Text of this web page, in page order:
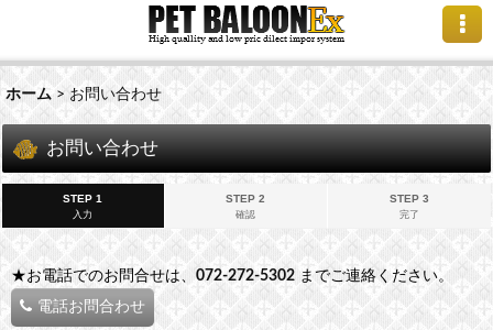
ホーム > お問い合わせ
お問い合わせ
STEP 1
入力
STEP 2
確認
STEP 3
完了
★お電話でのお問合せは、 072-272-5302 までご連絡ください。
電話お問合わせ